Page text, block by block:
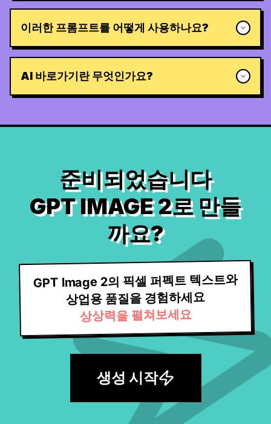
이러한 프롬프트를 어떻게 사용하나요?
AI 바로가기란 무엇인가요?
준비되었습니다
GPT IMAGE 2로 만들
까요?
GPT Image 2의 픽셀 퍼펙트 텍스트와
상업용 품질을 경험하세요
상상력을 펼쳐보세요
생성 시작